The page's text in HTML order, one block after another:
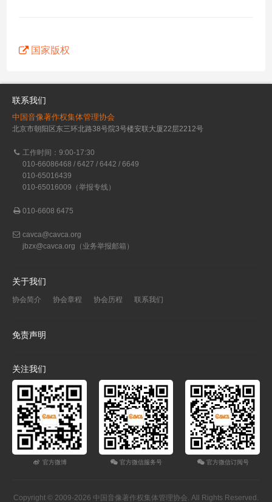
国家版权
联系我们
中国音像著作权集体管理协会
北京市朝阳区东三环北路38号院3号楼安联大厦22层2212号
工作时间：9:00-17:30
010-66086468 / 6427 / 6442 / 6649
010-65016439
010-65016009（举报专线）
010-6608 6475
cavca@cavca.org
jbzx@cavca.org （业务举报邮箱）
关于我们
协会简介 协会章程 协会历程 联系我们
免责声明
关注我们
官方微博 官方微信服务号 官方微信订阅号
Copyright © 2009-2026 中国音像著作权集体管理协会. All Rights Reserved.